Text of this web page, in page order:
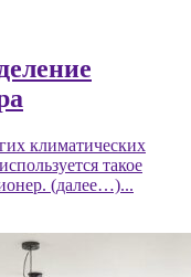
климатических
такое
(далее…)...